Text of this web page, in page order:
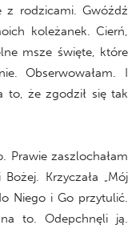
z rodzicami. Gwóźdź
koleżanek. Cierń,
msze święte, które
Obserwowałam. I
to, że zgodził się tak
Prawie zaszlochałam
Krzyczała „Mój
Niego i Go przytulić.
to. Odepchnęli ją.